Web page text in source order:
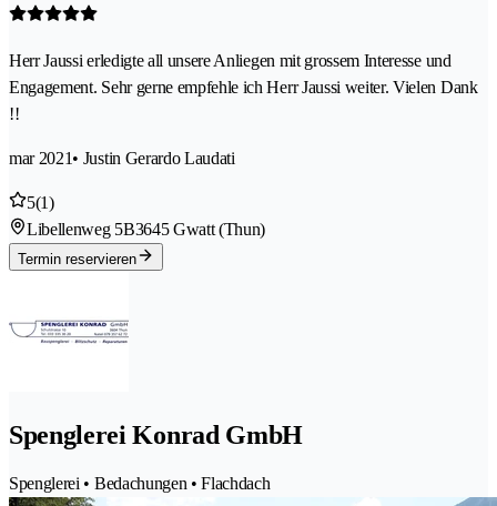
Herr Jaussi erledigte all unsere Anliegen mit grossem Interesse und
Engagement. Sehr gerne empfehle ich Herr Jaussi weiter. Vielen Dank
!!
mar 2021• Justin Gerardo Laudati
5(1)
Libellenweg 5B3645 Gwatt (Thun)
Termin reservieren
Spenglerei Konrad GmbH
Spenglerei • Bedachungen • Flachdach